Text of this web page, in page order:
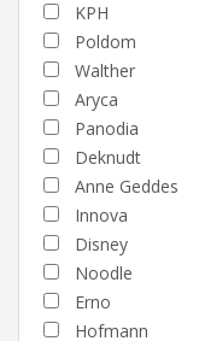
KPH
Poldom
Walther
Aryca
Panodia
Deknudt
Anne Geddes
Innova
Disney
Noodle
Erno
Hofmann